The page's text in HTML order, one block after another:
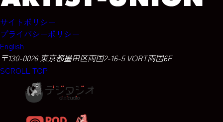
サイトポリシー
プライバシーポリシー
English
〒130-0026 東京都墨田区両国2-16-5 VORT両国6F
SCROLL TOP